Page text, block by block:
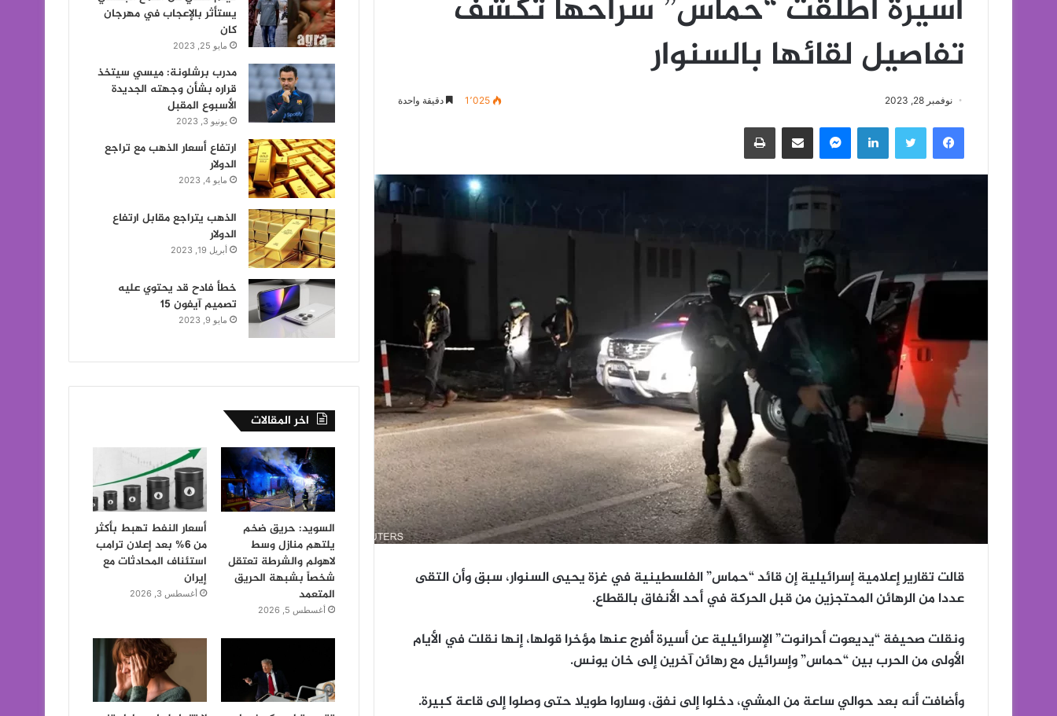
أسيرة أطلقت “حماس” سراحها تكشف
تفاصيل لقائها بالسنوار
نوفمبر 28, 2023 1٬025 دقيقة واحدة
فيسبوك تويتر لينكدإن ماسنجر مشاركة عبر البريد طباعة
قالت تقارير إعلامية إسرائيلية إن قائد “حماس” الفلسطينية في غزة يحيى السنوار، سبق وأن التقى
عددا من الرهائن المحتجزين من قبل الحركة في أحد الأنفاق بالقطاع.
ونقلت صحيفة “يديعوت أحرانوت” الإسرائيلية عن أسيرة أُفرج عنها مؤخرا قولها، إنها نقلت في الأيام
الأولى من الحرب بين “حماس” وإسرائيل مع رهائن آخرين إلى خان يونس.
وأضافت أنه بعد حوالي ساعة من المشي، دخلوا إلى نفق، وساروا طويلا حتى وصلوا إلى قاعة كبيرة.
يستأثر بالإعجاب في مهرجان
كان
مايو 25, 2023
مدرب برشلونة: ميسي سيتخذ
قراره بشأن وجهته الجديدة
الأسبوع المقبل
يونيو 3, 2023
ارتفاع أسعار الذهب مع تراجع
الدولار
مايو 4, 2023
الذهب يتراجع مقابل ارتفاع
الدولار
أبريل 19, 2023
خطأ فادح قد يحتوي عليه
تصميم آيفون 15
مايو 9, 2023
اخر المقالات
السويد: حريق ضخم
يلتهم منازل وسط
لاهولم والشرطة تعتقل
شخصاً بشبهة الحريق
المتعمد
أغسطس 5, 2026
أسعار النفط تهبط بأكثر
من 6% بعد إعلان ترامب
استئناف المحادثات مع
إيران
أغسطس 3, 2026